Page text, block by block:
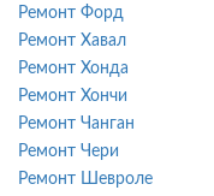
Ремонт Форд
Ремонт Хавал
Ремонт Хонда
Ремонт Хончи
Ремонт Чанган
Ремонт Чери
Ремонт Шевроле